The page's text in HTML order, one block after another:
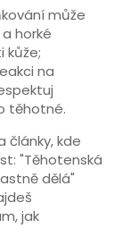
může
horké
kůže;
na
těhotné.
články, kde
"Těhotenská
dělá"
jak